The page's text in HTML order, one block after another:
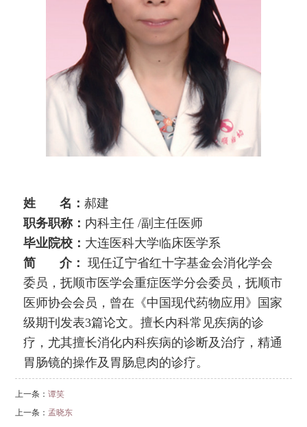
姓 名： 郝建
职务职称： 内科主任 /副主任医师
毕业院校： 大连医科大学临床医学系
简 介： 现任辽宁省红十字基金会消化学会
委员，抚顺市医学会重症医学分会委员，抚顺市
医师协会会员，曾在《中国现代药物应用》国家
级期刊发表3篇论文。擅长内科常见疾病的诊
疗，尤其擅长消化内科疾病的诊断及治疗，精通
胃肠镜的操作及胃肠息肉的诊疗。
上一条：谭笑
上一条：孟晓东